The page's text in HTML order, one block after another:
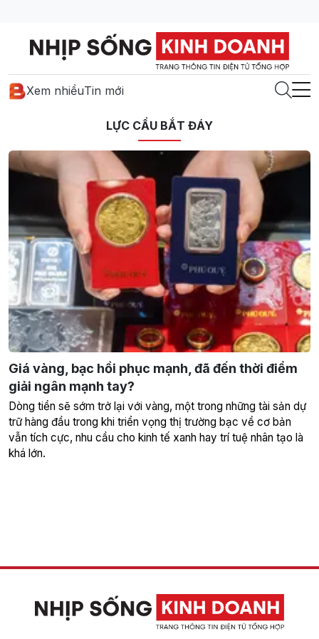
Xem nhiềuTin mới
LỰC CẦU BẮT ĐÁY
Giá vàng, bạc hồi phục mạnh, đã đến thời điểm
giải ngân mạnh tay?
Dòng tiền sẽ sớm trở lại với vàng, một trong những tài sản dự
trữ hàng đầu trong khi triển vọng thị trường bạc về cơ bản
vẫn tích cực, nhu cầu cho kinh tế xanh hay trí tuệ nhân tạo là
khá lớn.